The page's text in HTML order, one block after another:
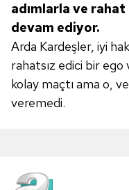
Sizlere daha iyi bir
Sitemizde kendimize
kullanılmaktadır. Bu
verileriniz işlenmekte
toplumu hizmetlerinin
kullanılmaktadır. Diğer
Çerezlere ilişkin
adımlarla ve
devam ediyor.
Arda Kardeşler, iyi
rahatsız edici bir
kolay maçtı ama o,
veremedi.